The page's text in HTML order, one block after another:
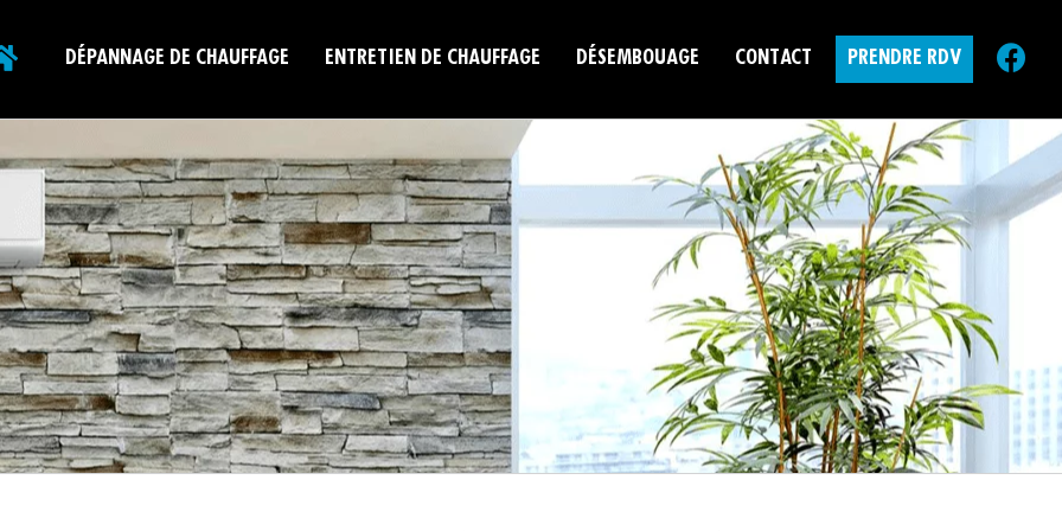
DÉPANNAGE DE CHAUFFAGE ENTRETIEN DE CHAUFFAGE DÉSEMBOUAGE CONTACT PRENDRE RDV